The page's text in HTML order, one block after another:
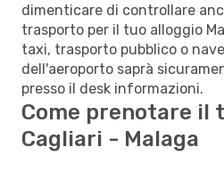
dimenticare di controllare
trasporto per il tuo alloggio
taxi, trasporto pubblico o
dell'aeroporto saprà
presso il desk informazioni.
Come prenotare il
Cagliari - Malaga